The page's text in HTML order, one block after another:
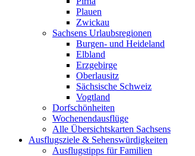
Plauen
Zwickau
Sachsens Urlaubsregionen
Burgen- und Heideland
Elbland
Erzgebirge
Oberlausitz
Sächsische Schweiz
Vogtland
Dorfschönheiten
Wochenendausflüge
Alle Übersichtskarten Sachsens
Ausflugsziele & Sehenswürdigkeiten
Ausflugstipps für Familien